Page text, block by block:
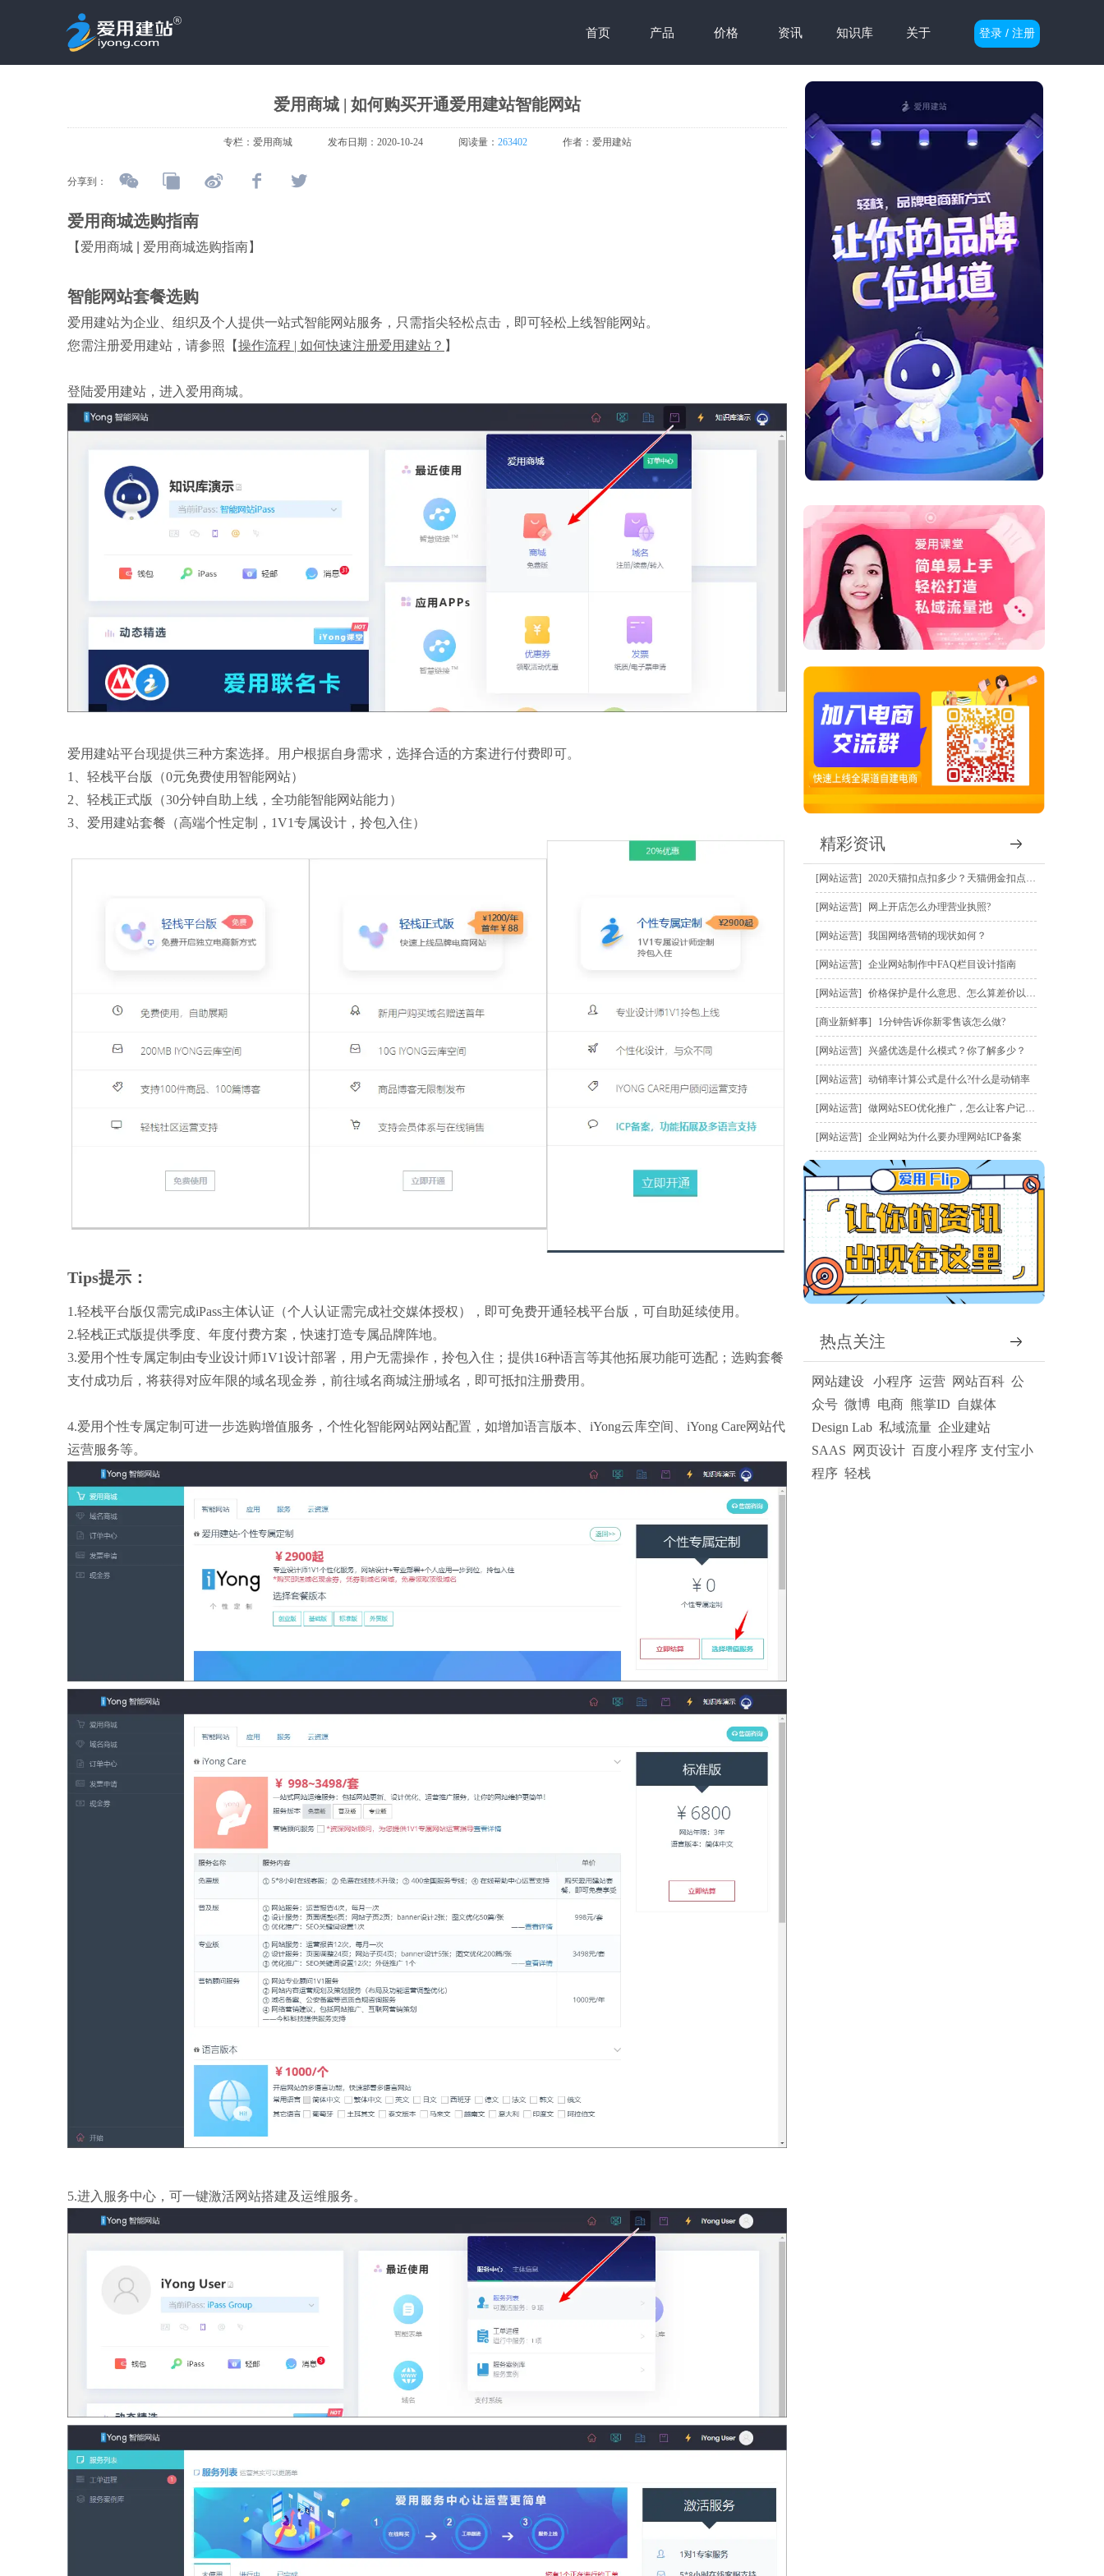
登录 / 注册
首页 产品 价格 资讯 知识库 关于
爱用商城 | 如何购买开通爱用建站智能网站
专栏： 爱用商城 发布日期： 2020-10-24 阅读量： 263402 作者： 爱用建站
分享到：
爱用商城选购指南
【 爱用商城 | 爱用商城选购指南】
智能网站套餐选购
爱用建站为企业、组织及个人提供一站式智能网站服务，只需指尖轻松点击，即可轻松上线智能网站。
您需注册爱用建站，请参照【操作流程 | 如何快速注册爱用建站？ 】
登陆爱用建站，进入爱用商城。
爱用建站平台现提供三种方案选择。用户根据自身需求，选择合适的方案进行付费即可。
1、轻栈平台版（0元免费使用智能网站）
2、轻栈正式版（30分钟自助上线，全功能智能网站能力）
3、爱用建站套餐（高端个性定制，1V1专属设计，拎包入住）
Tips提示：
1.轻栈平台版仅需完成iPass主体认证（个人认证需完成社交媒体授权），即可免费开通轻栈平台版，可自助延续使用。
2.轻栈正式版提供季度、年度付费方案，快速打造专属品牌阵地。
3.爱用个性专属定制由专业设计师1V1设计部署，用户无需操作，拎包入住；提供16种语言等其他拓展功能可选配；选购套餐
支付成功后，将获得对应年限的域名现金券，前往域名商城注册域名，即可抵扣注册费用。
4.爱用个性专属定制 可进一步选购增值服务，个性化智能网站网站配置，如增加语言版本、iYong云库空间、iYong Care网站代
运营服务等。
5.进入服务中心，可一键激活网站搭建及运维服务。
精彩资讯
网站运营 2020天猫扣点扣多少？天猫佣金扣点规则？
网站运营 网上开店怎么办理营业执照?
网站运营 我国网络营销的现状如何？
网站运营 企业网站制作中FAQ栏目设计指南
网站运营 价格保护是什么意思、怎么算差价以及怎么申请价保赔偿？
商业新鲜事 1分钟告诉你新零售该怎么做?
网站运营 兴盛优选是什么模式？你了解多少？
网站运营 动销率计算公式是什么?什么是动销率
网站运营 做网站SEO优化推广，怎么让客户记住我？
网站运营 企业网站为什么要办理网站ICP备案
热点关注
网站建设 小程序 运营 网站百科 公
众号 微博 电商 熊掌ID
自媒体
Design Lab 私域流量 企业建站
SAAS
网页设计 百度小程序 支付宝小
程序 轻栈